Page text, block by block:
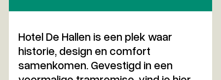
Hotel De Hallen is een plek waar
historie, design en comfort
samenkomen. Gevestigd in een